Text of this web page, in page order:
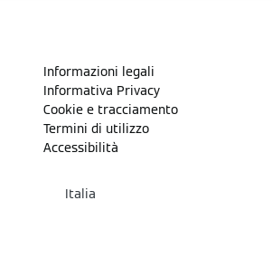
Informazioni legali
Informativa Privacy
Cookie e tracciamento
Termini di utilizzo
Accessibilità
Italia